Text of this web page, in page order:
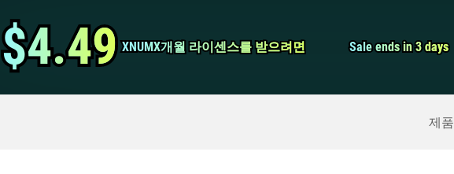
$4.49
$4.49 XNUMX개월 라이센스를 받으려면
XNUMX개월 라이센스를 받으려면 Sale ends in 3 days
Sale ends in 3 days
제품
스크린 레코더